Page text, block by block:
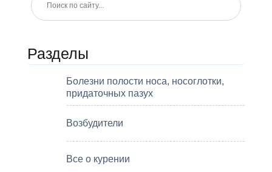
Разделы
Болезни полости носа, носоглотки,
придаточных пазух
Возбудители
Все о курении